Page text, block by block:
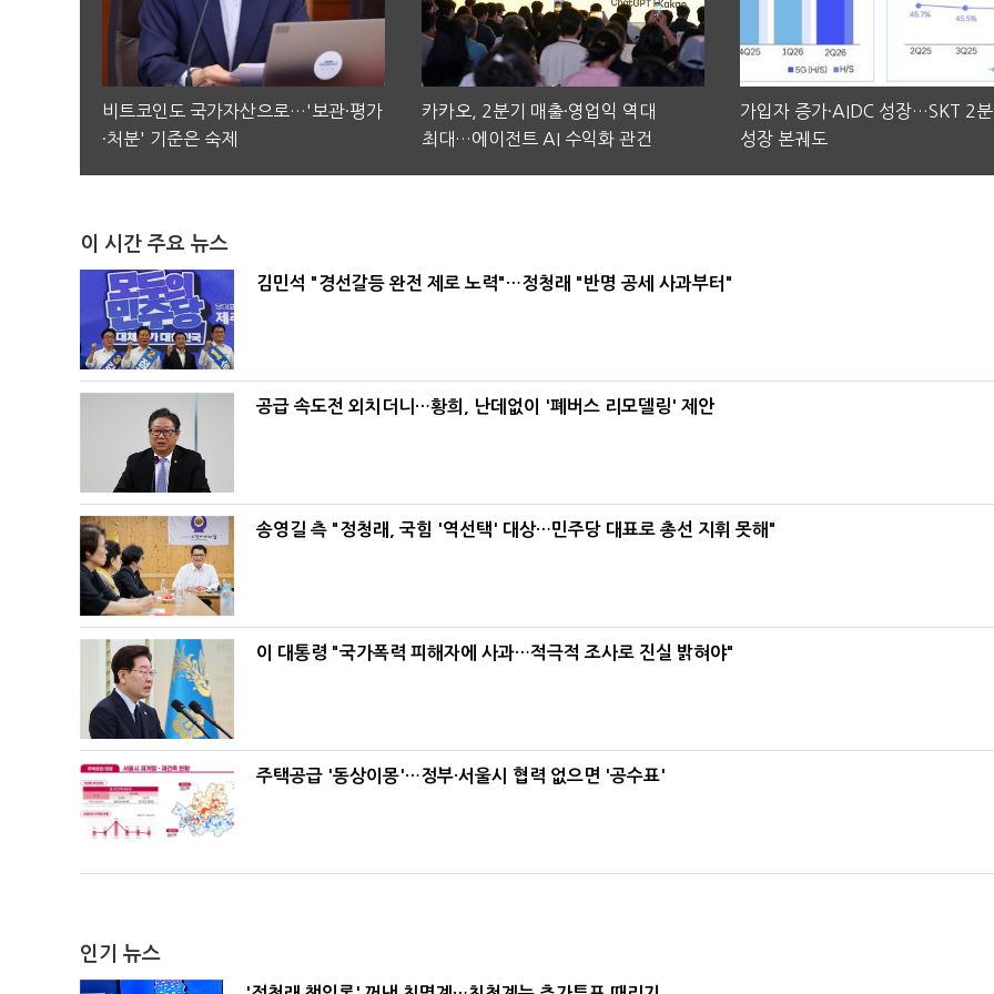
비트코인도 국가자산으로…'보관·평가
·처분' 기준은 숙제
카카오, 2분기 매출·영업익 역대
최대…에이전트 AI 수익화 관건
가입자 증가·AIDC 성장…SKT 2
성장 본궤도
이 시간 주요 뉴스
김민석 "경선갈등 완전 제로 노력"…정청래 "반명 공세 사과부터"
공급 속도전 외치더니…황희, 난데없이 '폐버스 리모델링' 제안
송영길 측 "정청래, 국힘 '역선택' 대상…민주당 대표로 총선 지휘 못해"
이 대통령 "국가폭력 피해자에 사과…적극적 조사로 진실 밝혀야"
주택공급 '동상이몽'…정부·서울시 협력 없으면 '공수표'
인기 뉴스